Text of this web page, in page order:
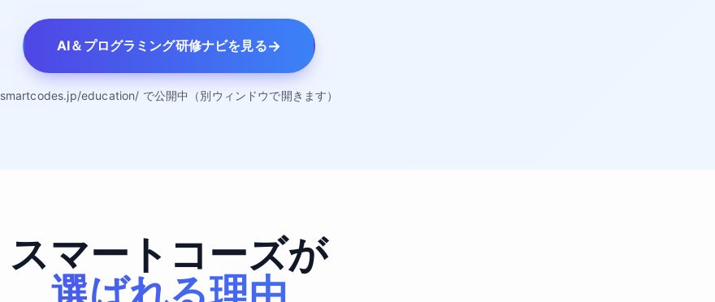
AI＆プログラミング研修ナビを見る→
smartcodes.jp/education/ で公開中（別ウィンドウで開きます）
スマートコーズが